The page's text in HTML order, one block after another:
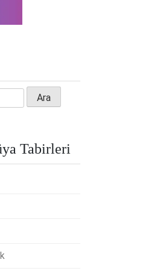
Tabirleri